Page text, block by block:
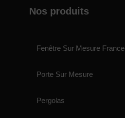
Nos produits
Fenêtre Sur Mesure France
Porte Sur Mesure
Pergolas